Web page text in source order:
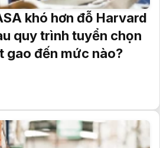
khó hơn đỗ Harvard
quy trình tuyển chọn
gao đến mức nào?